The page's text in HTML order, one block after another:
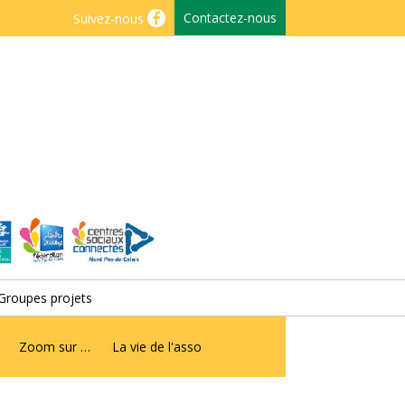
Suivez-nous Contactez-nous
projets
Zoom sur … La vie de l'asso